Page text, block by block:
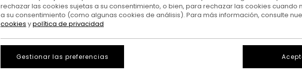
Color
rechazar las cookies sujetas a su consentimiento, o bien, para rechazar las cookies cuando
a su consentimiento (como algunas cookies de análisis). Para más información, consulte
cookies ypolítica de privacidad
Gestionar las preferencias